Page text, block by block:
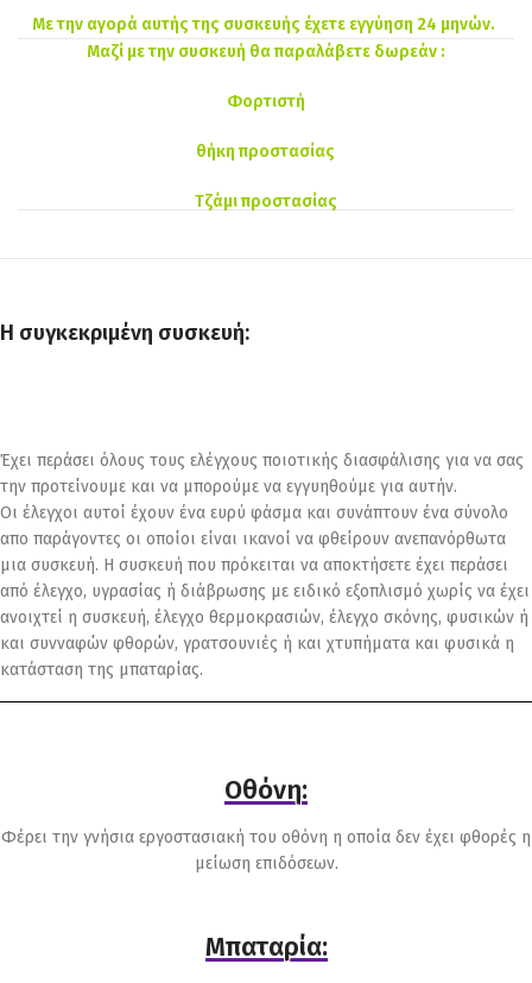
Με την αγορά αυτής της συσκευής έχετε εγγύηση 24 μηνών.
Μαζί με την συσκευή θα παραλάβετε δωρεάν :
Φορτιστή
θήκη προστασίας
Τζάμι προστασίας
Η συγκεκριμένη συσκευή:
Έχει περάσει όλους τους ελέγχους ποιοτικής διασφάλισης για να σας
την προτείνουμε και να μπορούμε να εγγυηθούμε για αυτήν.
Οι έλεγχοι αυτοί έχουν ένα ευρύ φάσμα και συνάπτουν ένα σύνολο
απο παράγοντες οι οποίοι είναι ικανοί να φθείρουν ανεπανόρθωτα
μια συσκευή. Η συσκευή που πρόκειται να αποκτήσετε έχει περάσει
από έλεγχο, υγρασίας ή διάβρωσης με ειδικό εξοπλισμό χωρίς να έχει
ανοιχτεί η συσκευή, έλεγχο θερμοκρασιών, έλεγχο σκόνης, φυσικών ή
και συνναφών φθορών, γρατσουνιές ή και χτυπήματα και φυσικά η
κατάσταση της μπαταρίας.
Οθόνη:
Φέρει την γνήσια εργοστασιακή του οθόνη η οποία δεν έχει φθορές η
μείωση επιδόσεων.
Μπαταρία: